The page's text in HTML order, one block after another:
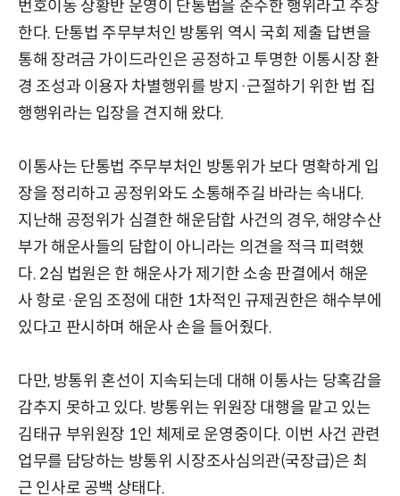
번호이동 상황반 운영이 단통법을 준수한 행위라고 주장
한다. 단통법 주무부처인 방통위 역시 국회 제출 답변을
통해 장려금 가이드라인은 공정하고 투명한 이통시장 환
경 조성과 이용자 차별행위를 방지·근절하기 위한 법 집
행행위라는 입장을 견지해 왔다.
이통사는 단통법 주무부처인 방통위가 보다 명확하게 입
장을 정리하고 공정위와도 소통해주길 바라는 속내다.
지난해 공정위가 심결한 해운담합 사건의 경우, 해양수산
부가 해운사들의 담합이 아니라는 의견을 적극 피력했
다. 2심 법원은 한 해운사가 제기한 소송 판결에서 해운
사 항로·운임 조정에 대한 1차적인 규제권한은 해수부에
있다고 판시하며 해운사 손을 들어줬다.
다만, 방통위 혼선이 지속되는데 대해 이통사는 당혹감을
감추지 못하고 있다. 방통위는 위원장 대행을 맡고 있는
김태규 부위원장 1인 체제로 운영중이다. 이번 사건 관련
업무를 담당하는 방통위 시장조사심의관(국장급)은 최
근 인사로 공백 상태다.